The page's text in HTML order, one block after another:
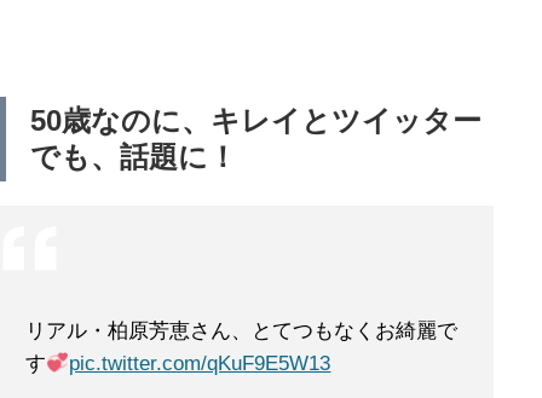
50歳なのに、キレイとツイッター
でも、話題に！
リアル・柏原芳恵さん、とてつもなくお綺麗で
す
pic.twitter.com/qKuF9E5W13